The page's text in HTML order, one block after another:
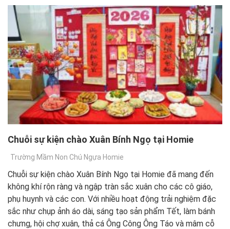
Chuỗi sự kiện chào Xuân Bính Ngọ tại Homie
Trường Mầm Non Chú Ngựa Homie
Chuỗi sự kiện chào Xuân Bính Ngọ tại Homie đã mang đến
không khí rộn ràng và ngập tràn sắc xuân cho các cô giáo,
phụ huynh và các con. Với nhiều hoạt động trải nghiệm đặc
sắc như chụp ảnh áo dài, sáng tạo sản phẩm Tết, làm bánh
chưng, hội chợ xuân, thả cá Ông Công Ông Táo và mâm cỗ